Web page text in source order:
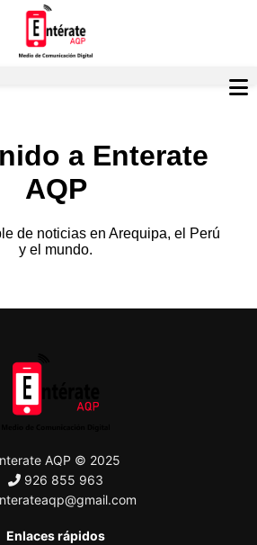
a Enterate
AQP
de noticias en Arequipa, el Perú
y el mundo.
AQP © 2025
926 855 963
Enlaces rápidos